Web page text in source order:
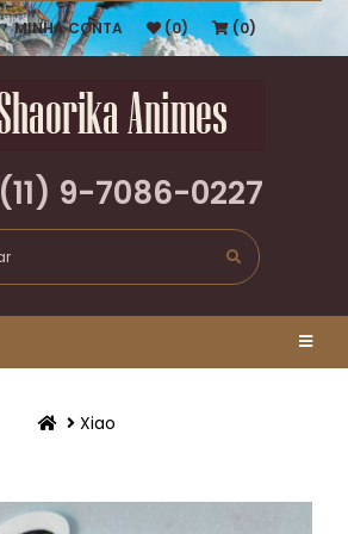
MINHA CONTA (0) (0)
(11) 9-7086-0227
Xiao